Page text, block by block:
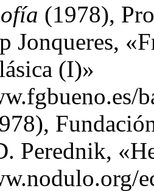
(1978),
Jonqueres,
(I)»
Perednik,